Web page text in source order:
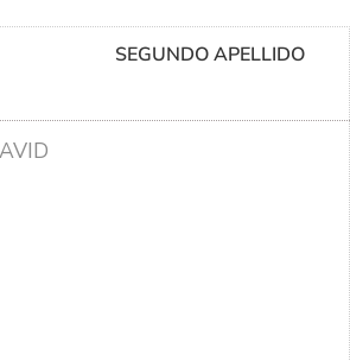
SEGUNDO APELLIDO